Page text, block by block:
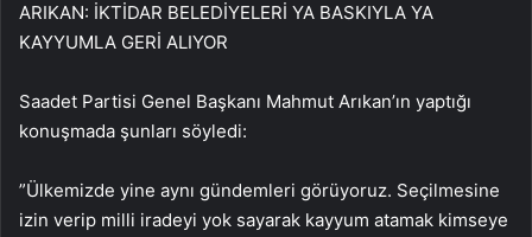
ARIKAN: İKTİDAR BELEDİYELERİ YA BASKIYLA YA
KAYYUMLA GERİ ALIYOR
Saadet Partisi Genel Başkanı Mahmut Arıkan’ın yaptığı
konuşmada şunları söyledi:
”Ülkemizde yine aynı gündemleri görüyoruz. Seçilmesine
izin verip milli iradeyi yok sayarak kayyum atamak kimseye